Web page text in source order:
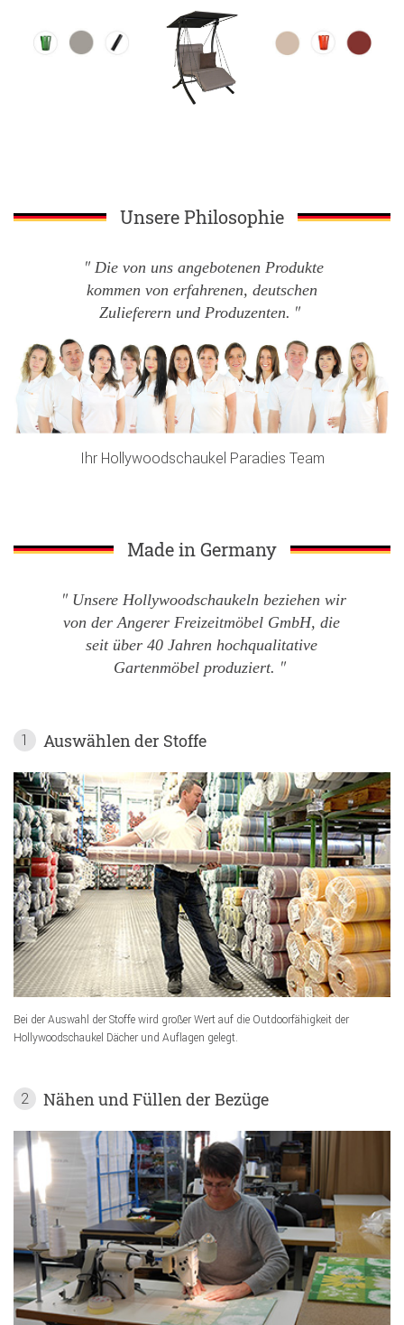
Unsere Philosophie
Die von uns angebotenen Produkte
kommen von erfahrenen, deutschen
Zulieferern und Produzenten.
Ihr Hollywoodschaukel Paradies Team
Made in Germany
Unsere Hollywoodschaukeln beziehen wir
von der Angerer Freizeitmöbel GmbH, die
seit über 40 Jahren hochqualitative
Gartenmöbel produziert.
1 Auswählen der Stoffe
Bei der Auswahl der Stoffe wird großer Wert auf die Outdoorfähigkeit der
Hollywoodschaukel Dächer und Auflagen gelegt.
2 Nähen und Füllen der Bezüge